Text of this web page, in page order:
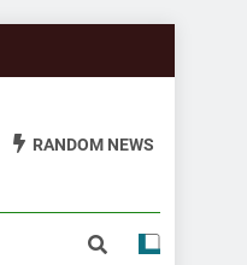
RANDOM NEWS